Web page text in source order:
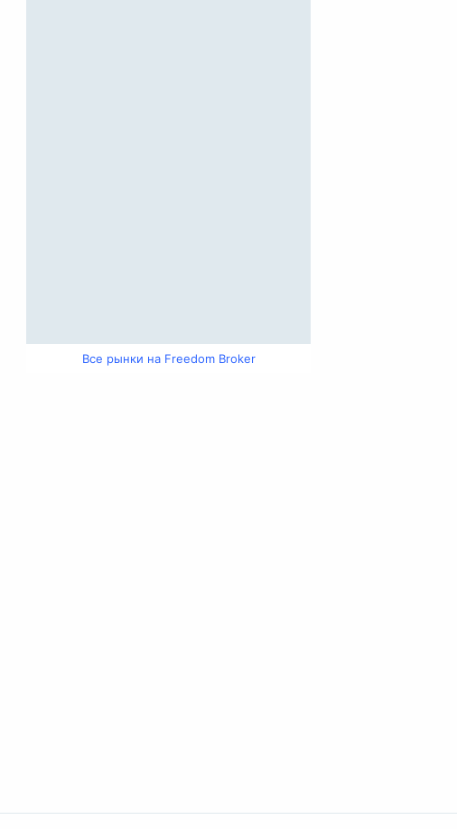
Все рынки на Freedom Broker